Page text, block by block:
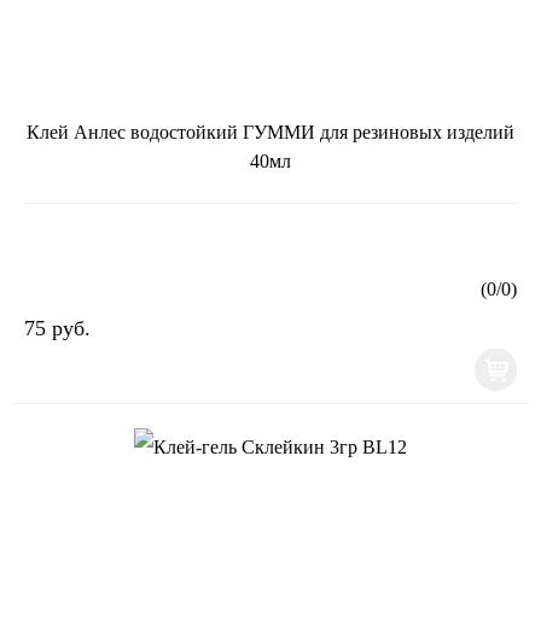
Клей Анлес водостойкий ГУММИ для резиновых изделий
40мл
(0/0)
75 руб.